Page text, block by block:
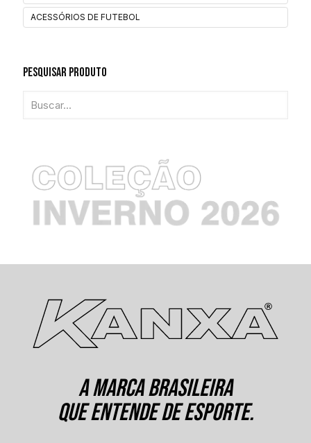
ACESSÓRIOS DE FUTEBOL
Pesquisar Produto
A MARCA BRASILEIRA
QUE ENTENDE DE ESPORTE.